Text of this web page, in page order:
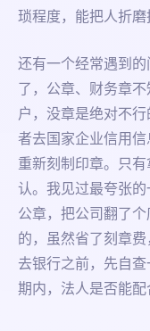
琐程度，能把人折磨
还有一个经常遇到
了，公章、财务章
户，没章是绝对不
者去国家企业信用
重新刻制印章。只
认。我见过最夸张
公章，把公司翻了
的，虽然省了刻章
去银行之前，先自
期内，法人是否能配